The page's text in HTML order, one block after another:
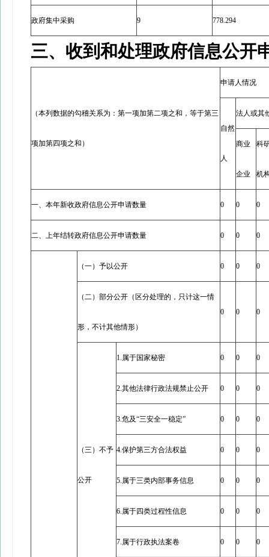
政府集中采购 9 778.294
三、收到和处理政府信息公开
（本列数据的勾稽关系为：第一项加第二项之和，等于第三
项加第四项之和）
申请人情况
自然
人
法人或其
商业
企业
科
机
一、本年新收政府信息公开申请数量 0 0 0
二、上年结转政府信息公开申请数量 0 0 0
（一）予以公开 0 0 0
（二）部分公开（区分处理的，只计这一情
形，不计其他情形）
0 0 0
（三）不予
公开
1.属于国家秘密 0 0 0
2.其他法律行政法规禁止公开 0 0 0
3.危及“三安全一稳定” 0 0 0
4.保护第三方合法权益 0 0 0
5.属于三类内部事务信息 0 0 0
6.属于四类过程性信息 0 0 0
7.属于行政执法案卷 0 0 0